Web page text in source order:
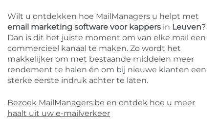
Wilt u ontdekken hoe MailManagers u helpt met
email marketing software voor kappers in Leuven?
Dan is dit het juiste moment om van elke mail een
commercieel kanaal te maken. Zo wordt het
makkelijker om met bestaande middelen meer
rendement te halen én om bij nieuwe klanten een
sterke eerste indruk achter te laten.
Bezoek MailManagers.be en ontdek hoe u meer
haalt uit uw e-mailverkeer